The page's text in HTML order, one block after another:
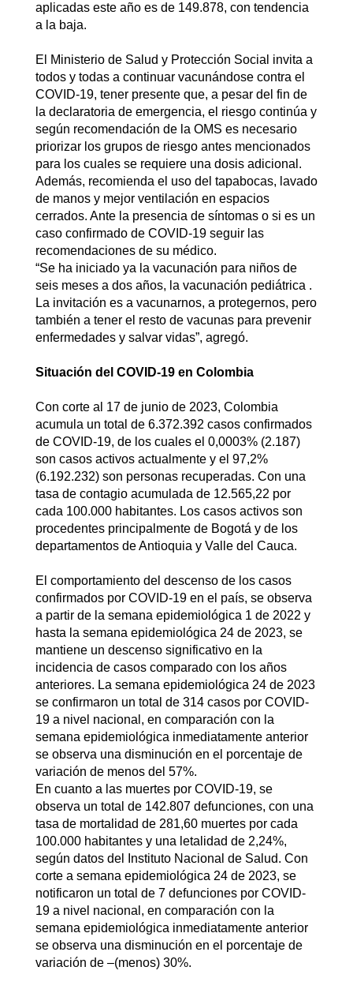
aplicadas este año es de 149.878, con tendencia
a la baja.
El Ministerio de Salud y Protección Social invita a
todos y todas a continuar vacunándose contra el
COVID-19, tener presente que, a pesar del fin de
la declaratoria de emergencia, el riesgo continúa y
según recomendación de la OMS es necesario
priorizar los grupos de riesgo antes mencionados
para los cuales se requiere una dosis adicional.
Además, recomienda el uso del tapabocas, lavado
de manos y mejor ventilación en espacios
cerrados. Ante la presencia de síntomas o si es un
caso confirmado de COVID-19 seguir las
recomendaciones de su médico.
“Se ha iniciado ya la vacunación para niños de
seis meses a dos años, la vacunación pediátrica .
La invitación es a vacunarnos, a protegernos, pero
también a tener el resto de vacunas para prevenir
enfermedades y salvar vidas”, agregó.
Situación del COVID-19 en Colombia
Con corte al 17 de junio de 2023, Colombia
acumula un total de 6.372.392 casos confirmados
de COVID-19, de los cuales el 0,0003% (2.187)
son casos activos actualmente y el 97,2%
(6.192.232) son personas recuperadas. Con una
tasa de contagio acumulada de 12.565,22 por
cada 100.000 habitantes. Los casos activos son
procedentes principalmente de Bogotá y de los
departamentos de Antioquia y Valle del Cauca.
El comportamiento del descenso de los casos
confirmados por COVID-19 en el país, se observa
a partir de la semana epidemiológica 1 de 2022 y
hasta la semana epidemiológica 24 de 2023, se
mantiene un descenso significativo en la
incidencia de casos comparado con los años
anteriores. La semana epidemiológica 24 de 2023
se confirmaron un total de 314 casos por COVID-
19 a nivel nacional, en comparación con la
semana epidemiológica inmediatamente anterior
se observa una disminución en el porcentaje de
variación de menos del 57%.
En cuanto a las muertes por COVID-19, se
observa un total de 142.807 defunciones, con una
tasa de mortalidad de 281,60 muertes por cada
100.000 habitantes y una letalidad de 2,24%,
según datos del Instituto Nacional de Salud. Con
corte a semana epidemiológica 24 de 2023, se
notificaron un total de 7 defunciones por COVID-
19 a nivel nacional, en comparación con la
semana epidemiológica inmediatamente anterior
se observa una disminución en el porcentaje de
variación de –(menos) 30%.